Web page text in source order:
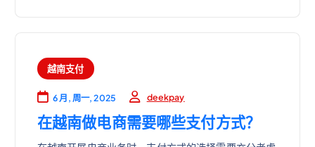
越南支付
6 月, 周一, 2025 deekpay
在越南做电商需要哪些支付方式？